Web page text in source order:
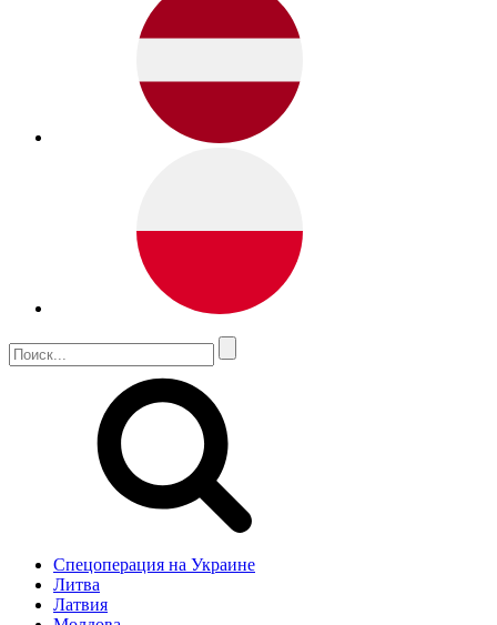
Спецоперация на Украине
Литва
Латвия